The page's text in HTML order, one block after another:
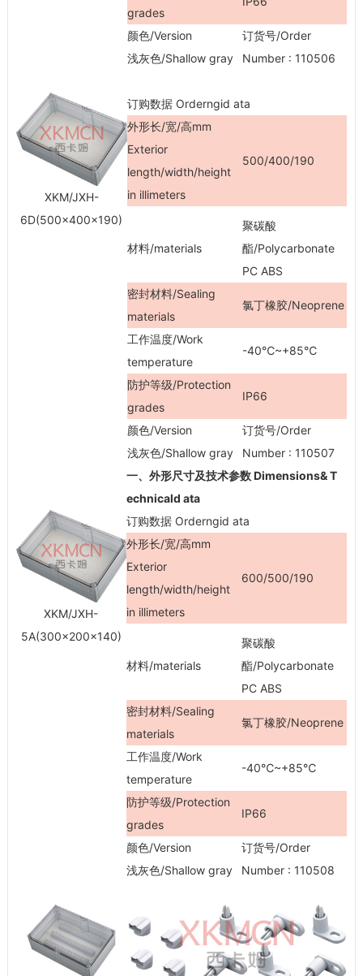
grades
颜色/Version
浅灰色/Shallow gray
订货号/Order
Number : 110506
XKM/JXH-
6D(500×400×190)
订购数据 Orderngid ata
外形长/宽/高mm
Exterior
length/width/height
in illimeters
500/400/190
材料/materials
聚碳酸
酯/Polycarbonate
PC ABS
密封材料/Sealing
materials
氯丁橡胶/Neoprene
工作温度/Work
temperature
-40℃~+85℃
防护等级/Protection
grades
IP66
颜色/Version
浅灰色/Shallow gray
订货号/Order
Number : 110507
一、外形尺寸及技术参数 Dimensions& T
echnicald ata
XKM/JXH-
5A(300×200×140)
订购数据 Orderngid ata
外形长/宽/高mm
Exterior
length/width/height
in illimeters
600/500/190
材料/materials
聚碳酸
酯/Polycarbonate
PC ABS
密封材料/Sealing
materials
氯丁橡胶/Neoprene
工作温度/Work
temperature
-40℃~+85℃
防护等级/Protection
grades
IP66
颜色/Version
浅灰色/Shallow gray
订货号/Order
Number : 110508